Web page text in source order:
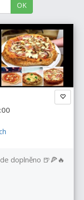
OK
doplněno 🍺🍕🔥